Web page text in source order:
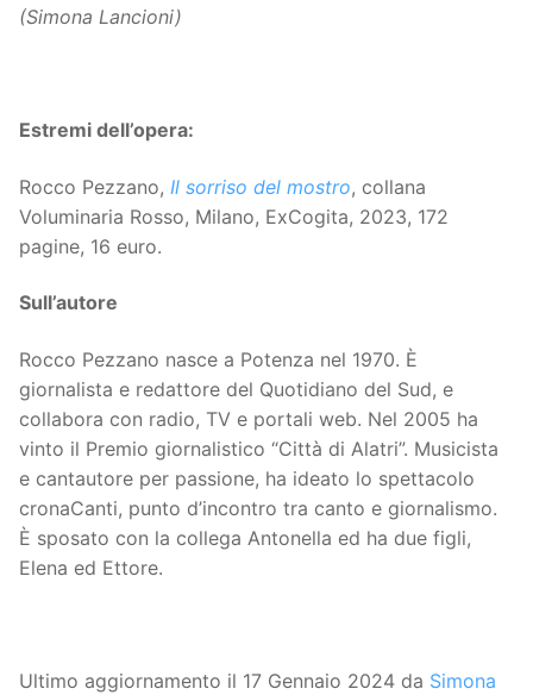
(Simona Lancioni)
Estremi dell’opera:
Rocco Pezzano, Il sorriso del mostro, collana
Voluminaria Rosso, Milano, ExCogita, 2023, 172
pagine, 16 euro.
Sull’autore
Rocco Pezzano nasce a Potenza nel 1970. È
giornalista e redattore del Quotidiano del Sud, e
collabora con radio, TV e portali web. Nel 2005 ha
vinto il Premio giornalistico “Città di Alatri”. Musicista
e cantautore per passione, ha ideato lo spettacolo
cronaCanti, punto d’incontro tra canto e giornalismo.
È sposato con la collega Antonella ed ha due figli,
Elena ed Ettore.
Ultimo aggiornamento il 17 Gennaio 2024 da Simona